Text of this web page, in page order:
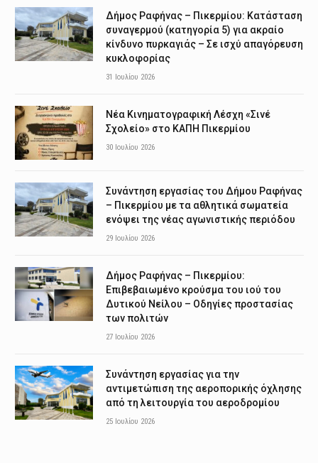
Δήμος Ραφήνας – Πικερμίου: Κατάσταση
συναγερμού (κατηγορία 5) για ακραίο
κίνδυνο πυρκαγιάς – Σε ισχύ απαγόρευση
κυκλοφορίας
31 Ιουλίου 2026
Νέα Κινηματογραφική Λέσχη «Σινέ
Σχολείο» στο ΚΑΠΗ Πικερμίου
30 Ιουλίου 2026
Συνάντηση εργασίας του Δήμου Ραφήνας
– Πικερμίου με τα αθλητικά σωματεία
ενόψει της νέας αγωνιστικής περιόδου
29 Ιουλίου 2026
Δήμος Ραφήνας – Πικερμίου:
Επιβεβαιωμένο κρούσμα του ιού του
Δυτικού Νείλου – Οδηγίες προστασίας
των πολιτών
27 Ιουλίου 2026
Συνάντηση εργασίας για την
αντιμετώπιση της αεροπορικής όχλησης
από τη λειτουργία του αεροδρομίου
25 Ιουλίου 2026